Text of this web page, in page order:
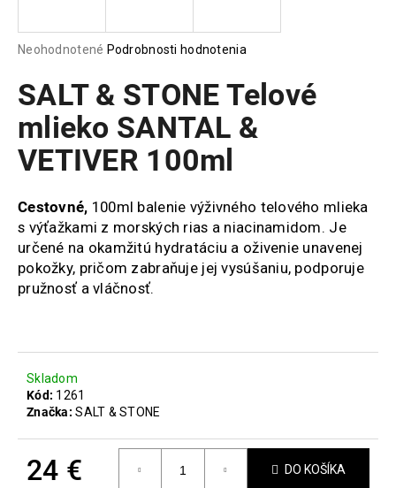
Priemerné
produktu
je
5
hviezdičiek.
Neohodnotené Podrobnosti hodnotenia
SALT & STONE Telové
mlieko SANTAL &
VETIVER 100ml
Cestovné, 100ml balenie výživného telového mlieka
s výťažkami z morských rias a niacinamidom. Je
určené na okamžitú hydratáciu a oživenie unavenej
pokožky, pričom zabraňuje jej vysúšaniu, podporuje
pružnosť a vláčnosť.
Skladom
Kód: 1261
Značka:SALT & STONE
24 € DO KOŠÍKA
j
ť
HĽADAŤ
O
d
r
ú
č
a
m